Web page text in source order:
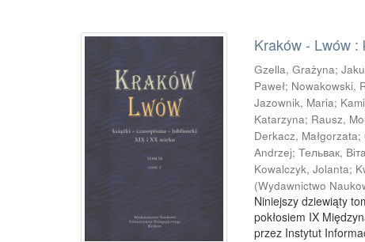
Kraków - Lwów :
Gzella, Grażyna;
Paweł; Nowakowski,
Jazownik, Maria;
Katarzyna; Rausz,
Derkacz, Małgorzata;
Andrzej;Тельвак,
Kowalczyk, Jolanta;
(Wydawnictwo
Niniejszy dziewiąty
pokłosiem IX
przez Instytut